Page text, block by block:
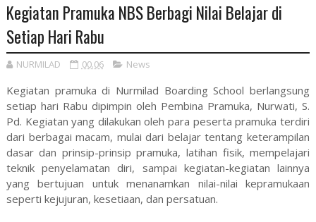
Kegiatan Pramuka NBS Berbagi Nilai Belajar di
Setiap Hari Rabu
NURMILAD 00.06 News
Kegiatan pramuka di Nurmilad Boarding School berlangsung
setiap hari Rabu dipimpin oleh Pembina Pramuka, Nurwati, S.
Pd. Kegiatan yang dilakukan oleh para peserta pramuka terdiri
dari berbagai macam, mulai dari belajar tentang keterampilan
dasar dan prinsip-prinsip pramuka, latihan fisik, mempelajari
teknik penyelamatan diri, sampai kegiatan-kegiatan lainnya
yang bertujuan untuk menanamkan nilai-nilai kepramukaan
seperti kejujuran, kesetiaan, dan persatuan.